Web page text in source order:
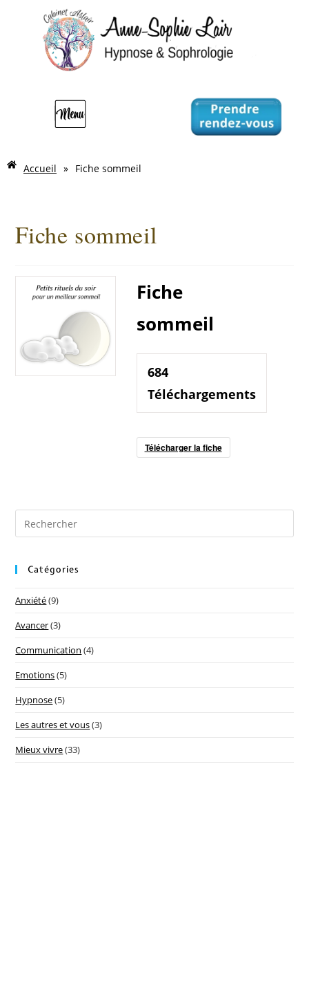
Accueil » Fiche sommeil
Fiche sommeil
Fiche
sommeil
684
Téléchargements
Télécharger la fiche
Catégories
Anxiété(9)
Avancer(3)
Communication (4)
Emotions(5)
Hypnose(5)
Les autres et vous(3)
Mieux vivre(33)